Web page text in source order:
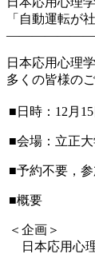
「自動運転が
日本応用心理
多くの皆様の
■日時：12月
■会場：立正
■予約不要，
■概要
＜企画＞
日本応用心